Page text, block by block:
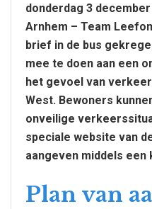
donderdag 3
Arnhem – Team
brief in de bus
mee te doen aan een
het gevoel van
West. Bewoners
onveilige
speciale website van
aangeven middels een
Plan van